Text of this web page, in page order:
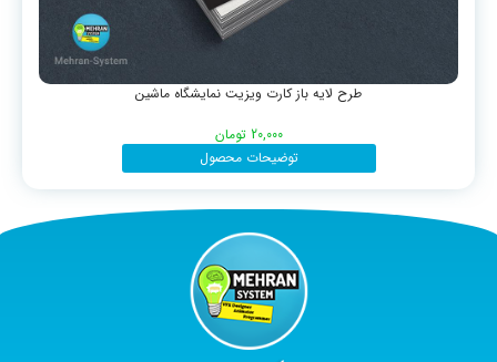
طرح لایه باز کارت ویزیت نمایشگاه ماشین
20,000 تومان
توضیحات محصول